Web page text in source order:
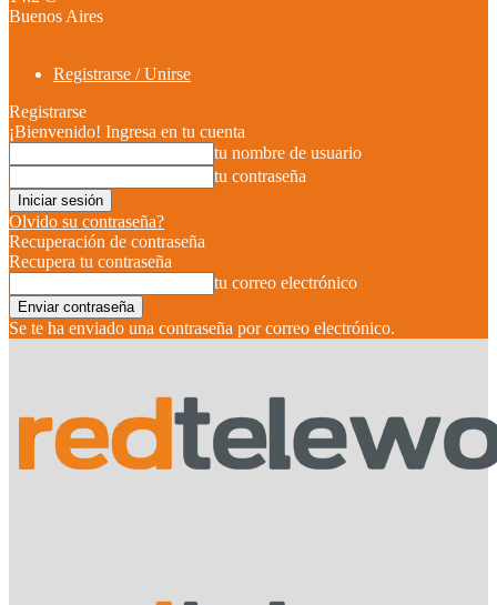
Buenos Aires
Registrarse / Unirse
Registrarse
¡Bienvenido! Ingresa en tu cuenta
tu nombre de usuario
tu contraseña
Olvido su contraseña?
Recuperación de contraseña
Recupera tu contraseña
tu correo electrónico
Se te ha enviado una contraseña por correo electrónico.